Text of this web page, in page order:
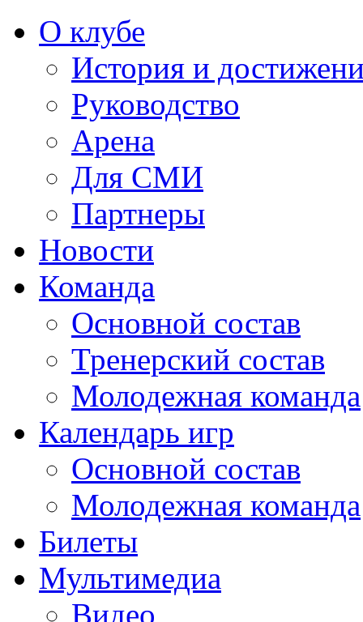
О клубе
История и
Руководство
Арена
Для СМИ
Партнеры
Новости
Команда
Основной состав
Тренерский состав
Молодежная команда
Календарь игр
Основной состав
Молодежная команда
Билеты
Мультимедиа
Видео